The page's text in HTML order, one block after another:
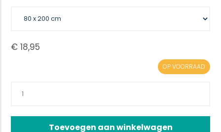
OP VOORRAAD
Toevoegen aan winkelwagen